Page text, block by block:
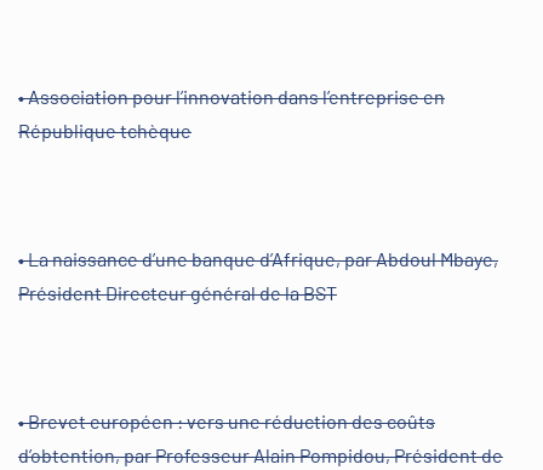
• Association pour l’innovation dans l’entreprise en
République tchèque
• La naissance d’une banque d’Afrique, par Abdoul Mbaye,
Président Directeur général de la BST
• Brevet européen : vers une réduction des coûts
d’obtention, par Professeur Alain Pompidou, Président de